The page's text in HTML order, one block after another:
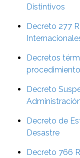
Distintivos
Decreto 277
Decretos
Decreto
Decreto de
Desastre
Decreto 766